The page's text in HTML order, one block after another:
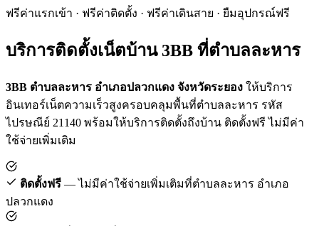
ฟรีค่าแรกเข้า · ฟรีค่าติดตั้ง · ฟรีค่าเดินสาย · ยืมอุปกรณ์ฟรี
บริการติดตั้งเน็ตบ้าน 3BB ที่ตำบลละหาร
3BB ตำบลละหาร อำเภอปลวกแดง จังหวัดระยอง ให้บริการ
อินเทอร์เน็ตความเร็วสูงครอบคลุมพื้นที่ตำบลละหาร รหัส
ไปรษณีย์ 21140 พร้อมให้บริการติดตั้งถึงบ้าน ติดตั้งฟรี ไม่มีค่า
ใช้จ่ายเพิ่มเติม
ติดตั้งฟรี — ไม่มีค่าใช้จ่ายเพิ่มเติมที่ตำบลละหาร อำเภอ
ปลวกแดง